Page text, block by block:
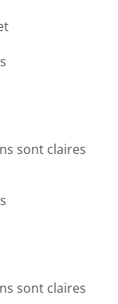
sont claires
sont claires